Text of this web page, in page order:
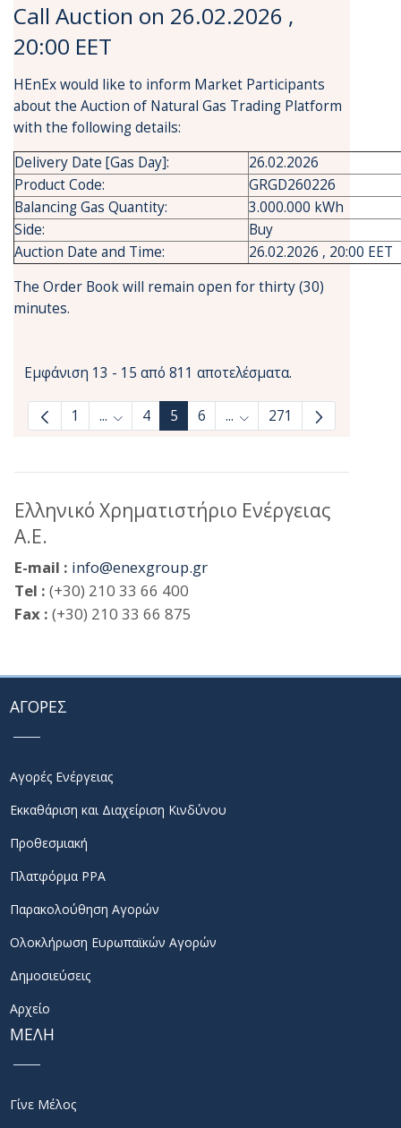
Call Auction on 26.02.2026 ,
20:00 EET
HEnEx would like to inform Market Participants
about the Auction of Natural Gas Trading Platform
with the following details:
Delivery Date [Gas Day]:
26.02.2026
Product Code:
GRGD260226
Balancing Gas Quantity:
3.000.000 kWh
Side:
Buy
Auction Date and Time:
26.02.2026 , 20:00 EET
The Order Book will remain open for thirty (30)
minutes.
Εμφάνιση 13 - 15 από 811 αποτελέσματα.
1 ... Ενδιάμεσες σελίδες Use TAB to navigate.
4 5 6 ... Ενδιάμεσες σελίδες
271
Ελληνικό Χρηματιστήριο Ενέργειας
Α.Ε.
E-mail : info@enexgroup.gr
Tel : (+30) 210 33 66 400
Fax : (+30) 210 33 66 875
ΑΓΟΡΕΣ
Αγορές Ενέργειας
Εκκαθάριση και Διαχείριση Κινδύνου
Προθεσμιακή
Πλατφόρμα PPA
Παρακολούθηση Αγορών
Ολοκλήρωση Ευρωπαϊκών Αγορών
Δημοσιεύσεις
Αρχείο
ΜΕΛΗ
Γίνε Μέλος